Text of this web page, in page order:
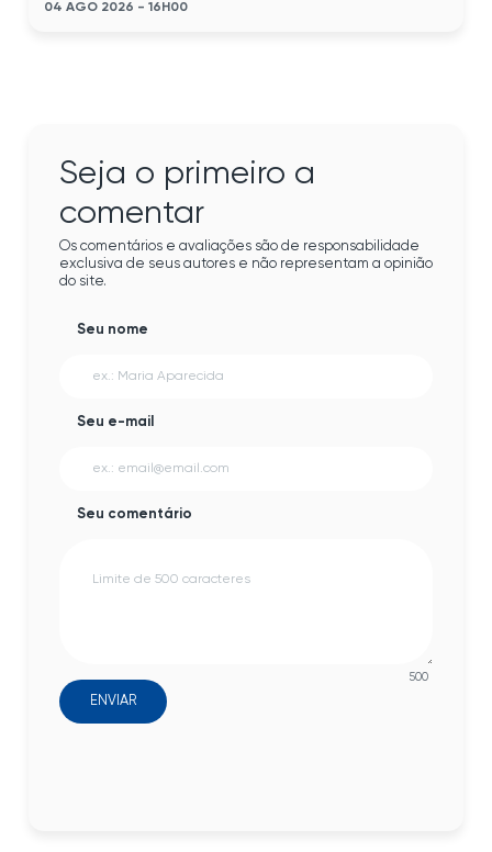
04 AGO 2026 - 16H00
Seja o primeiro a
comentar
Os comentários e avaliações são de responsabilidade
exclusiva de seus autores e não representam a opinião
do site.
Seu nome
Seu e-mail
Seu comentário
500
ENVIAR